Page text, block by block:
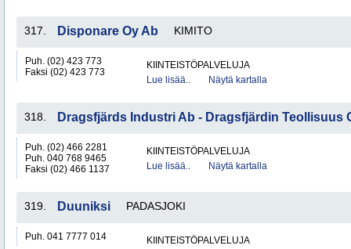
317. Disponare Oy Ab KIMITO
Puh. (02) 423 773
Faksi (02) 423 773
KIINTEISTÖPALVELUJA
Lue lisää..
Näytä kartalla
318. Dragsfjärds Industri Ab - Dragsfjärdin Teollisuus
Puh. (02) 466 2281
Puh. 040 768 9465
Faksi (02) 466 1137
KIINTEISTÖPALVELUJA
Lue lisää..
Näytä kartalla
319. Duuniksi PADASJOKI
Puh. 041 7777 014
KIINTEISTÖPALVELUJA